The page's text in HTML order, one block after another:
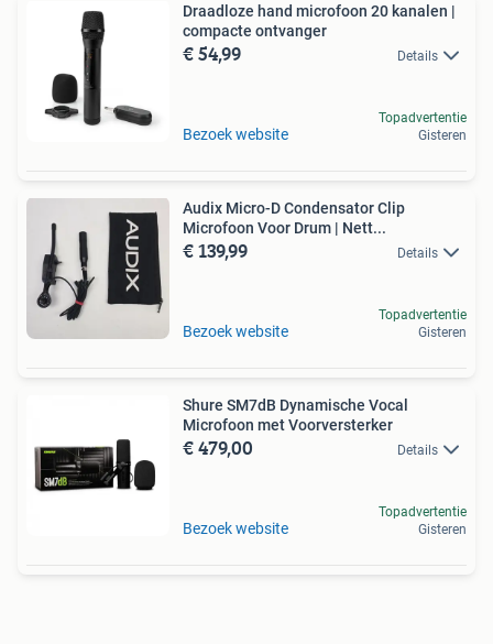
Draadloze hand microfoon 20 kanalen |
compacte ontvanger
€ 54,99 Details
Bezoek website
Topadvertentie
Gisteren
Audix Micro-D Condensator Clip
Microfoon Voor Drum | Nett...
€ 139,99 Details
Bezoek website
Topadvertentie
Gisteren
Shure SM7dB Dynamische Vocal
Microfoon met Voorversterker
€ 479,00 Details
Bezoek website
Topadvertentie
Gisteren